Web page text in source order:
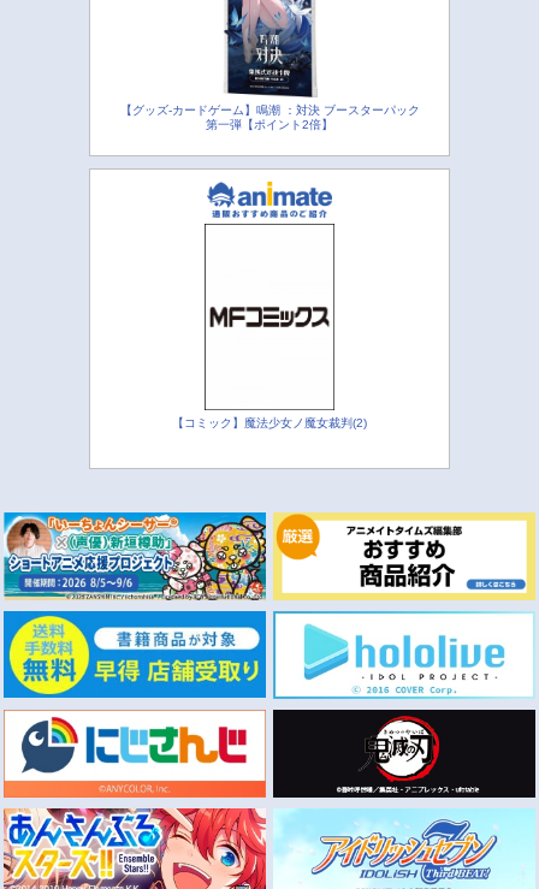
【グッズ-カードゲーム】鳴潮 ：対決 ブースターパック
第一弾【ポイント2倍】
【コミック】魔法少女ノ魔女裁判(2)